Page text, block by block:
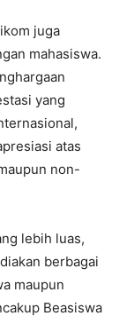
juga
mahasiswa.
yang
atas
non-
lebih luas,
berbagai
maupun
Beasiswa